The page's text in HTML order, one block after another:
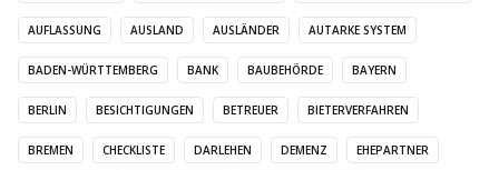
AUFLASSUNG AUSLAND AUSLÄNDER AUTARKE SYSTEM
BADEN-WÜRTTEMBERG BANK BAUBEHÖRDE BAYERN
BERLIN BESICHTIGUNGEN BETREUER BIETERVERFAHREN
BREMEN CHECKLISTE DARLEHEN DEMENZ EHEPARTNER